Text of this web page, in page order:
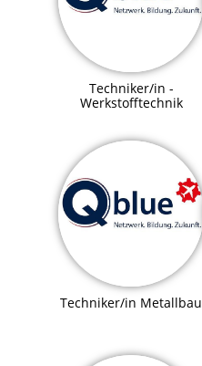
Techniker/in -
Werkstofftechnik
Techniker/in Metallbau